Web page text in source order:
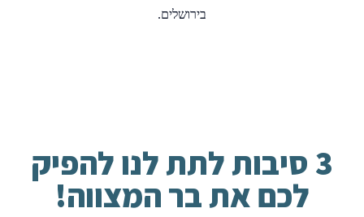
בירושלים.
3 סיבות לתת לנו להפיק
לכם את בר המצווה!